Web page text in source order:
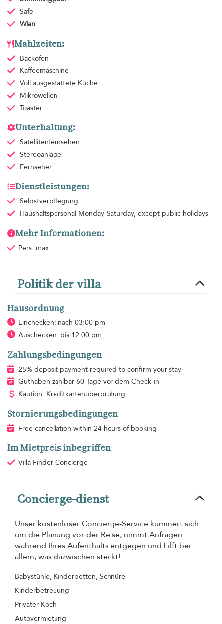
Safe
Wlan
Mahlzeiten:
Backofen
Kaffeemaschine
Voll ausgestattete Küche
Mikrowellen
Toaster
Unterhaltung:
Satellitenfernsehen
Stereoanlage
Fernseher
Dienstleistungen:
Selbstverpflegung
Haushaltspersonal Monday-Saturday, except public holidays
Mehr Informationen:
Pers. max.
Politik der villa
Hausordnung
Einchecken: nach 03:00 pm
Auschecken: bis 12:00 pm
Zahlungsbedingungen
25% deposit payment required to confirm your stay
Guthaben zahlbar 60 Tage vor dem Check-in
Kaution: Kreditkartenüberprüfung
Stornierungsbedingungen
Free cancellation within 24 hours of booking
Im Mietpreis inbegriffen
Villa Finder Concierge
Concierge-dienst
Unser kostenloser Concierge-Service kümmert sich
um die Planung vor der Reise, nimmt Anfragen
während Ihres Aufenthalts entgegen und hilft bei
allem, was dazwischen steckt!
Babystühle, Kinderbetten, Schnüre
Kinderbetreuung
Privater Koch
Autovermietung